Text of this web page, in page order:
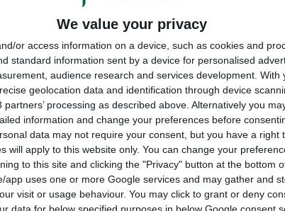
We value your privacy
or access information on a device, such as cookies and
standard information sent by a device for personalised
audience research and services development. With
geolocation data and identification through device
processing as described above. Alternatively you
information and change your preferences before
data may not require your consent, but you have a right
will apply to this website only. You can change your
to this site and clicking the "Privacy" button at the bottom
app uses one or more Google services and may gather and
visit or usage behaviour. You may click to grant or deny
Hellas: Δωρεά ηλεκτρονικού εξοπλισμού για τη
της PRAKSIS
πραγματοποιήθηκε από τους εργαζομένους της
Κοινού Ομολογιακού Δανείου ύψους έως 45 εκατ.
Έρευνα & Ανάπτυξη και στην ESG στρατηγικής της